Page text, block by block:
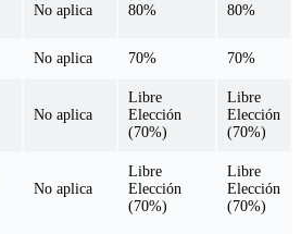
No aplica 80% 80%
No aplica 70% 70%
No aplica
Libre
Elección
(70%)
Libre
Elección
(70%)
No aplica
Libre
Elección
(70%)
Libre
Elección
(70%)